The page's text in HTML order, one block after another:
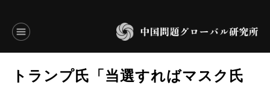
言語別アーカイブ
トランプ氏「当選すればマスク氏